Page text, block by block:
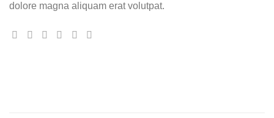
dolore magna aliquam erat volutpat.